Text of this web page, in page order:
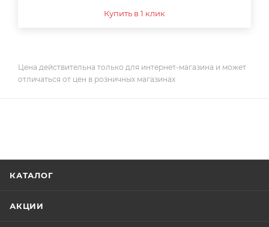
Купить в 1 клик
Цена действительна только для интернет-магазина и может
отличаться от цен в розничных магазинах
КАТАЛОГ
АКЦИИ